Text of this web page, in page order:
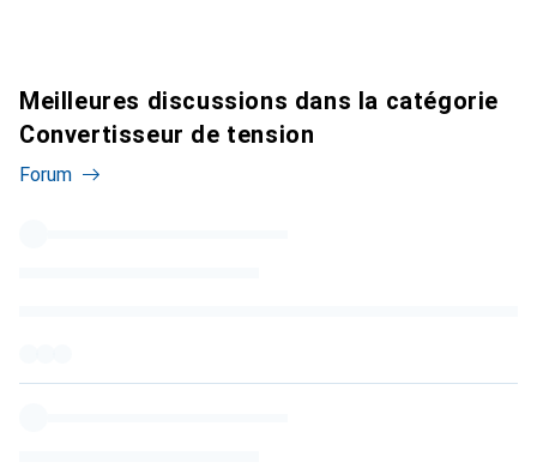
Meilleures discussions dans la catégorie
Convertisseur de tension
Forum